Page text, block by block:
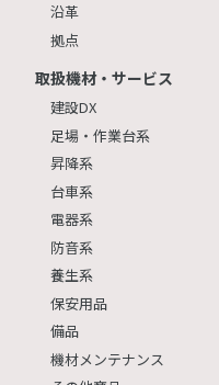
沿革
拠点
取扱機材・サービス
建設DX
足場・作業台系
昇降系
台車系
電器系
防音系
養生系
保安用品
備品
機材メンテナンス